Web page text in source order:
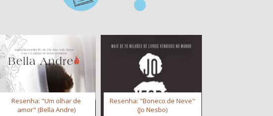
Resenha: "Um olhar de
amor" (Bella Andre)
Resenha: "Boneco de Neve"
(Jo Nesbo)